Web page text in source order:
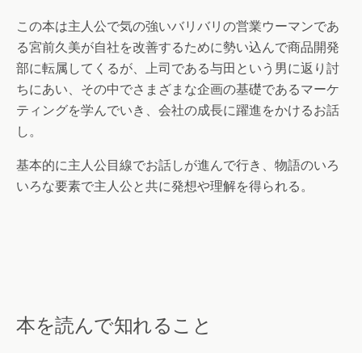
この本は主人公で気の強いバリバリの営業ウーマンであ
る宮前久美が自社を改善するために勢い込んで商品開発
部に転属してくるが、上司である与田という男に返り討
ちにあい、その中でさまざまな企画の基礎であるマーケ
ティングを学んでいき、会社の成長に躍進をかけるお話
し。
基本的に主人公目線でお話しが進んで行き、物語のいろ
いろな要素で主人公と共に発想や理解を得られる。
本を読んで知れること